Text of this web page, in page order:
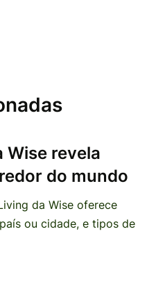
Wise revela
do mundo
da Wise oferece
ou cidade, e tipos de